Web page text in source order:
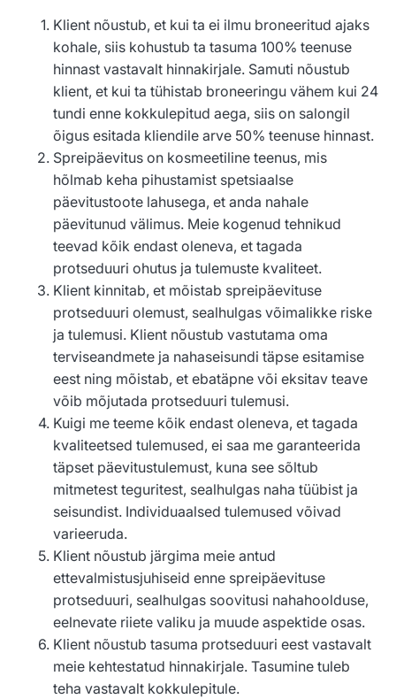
Klient nõustub, et kui ta ei ilmu broneeritud ajaks
kohale, siis kohustub ta tasuma 100% teenuse
hinnast vastavalt hinnakirjale. Samuti nõustub
klient, et kui ta tühistab broneeringu vähem kui 24
tundi enne kokkulepitud aega, siis on salongil
õigus esitada kliendile arve 50% teenuse hinnast.
Spreipäevitus on kosmeetiline teenus, mis
hõlmab keha pihustamist spetsiaalse
päevitustoote lahusega, et anda nahale
päevitunud välimus. Meie kogenud tehnikud
teevad kõik endast oleneva, et tagada
protseduuri ohutus ja tulemuste kvaliteet.
Klient kinnitab, et mõistab spreipäevituse
protseduuri olemust, sealhulgas võimalikke riske
ja tulemusi. Klient nõustub vastutama oma
terviseandmete ja nahaseisundi täpse esitamise
eest ning mõistab, et ebatäpne või eksitav teave
võib mõjutada protseduuri tulemusi.
Kuigi me teeme kõik endast oleneva, et tagada
kvaliteetsed tulemused, ei saa me garanteerida
täpset päevitustulemust, kuna see sõltub
mitmetest teguritest, sealhulgas naha tüübist ja
seisundist. Individuaalsed tulemused võivad
varieeruda.
Klient nõustub järgima meie antud
ettevalmistusjuhiseid enne spreipäevituse
protseduuri, sealhulgas soovitusi nahahoolduse,
eelnevate riiete valiku ja muude aspektide osas.
Klient nõustub tasuma protseduuri eest vastavalt
meie kehtestatud hinnakirjale. Tasumine tuleb
teha vastavalt kokkulepitule.